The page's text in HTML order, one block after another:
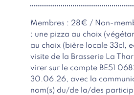
Membres : 28€ / Non-
: une pizza au choix
au choix (bière locale 33cl,
visite de la Brasserie La
virer sur le compte BE51
30.06.26, avec la
nom(s) du/de la/des